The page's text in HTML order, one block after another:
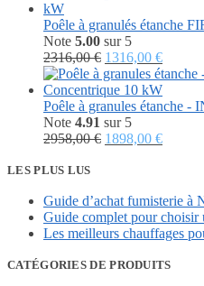
était :
4148,00 €.
est :
Poêle à granulés étanche
Note 5.00 sur 5
2316,00€ Le
prix
initial
était :
2316,00 €.
1316,00 €Le
prix
actuel
est :
Poêle à granules étanche -
Note 4.91 sur 5
2958,00€ Le
2958,00 €.
1898,00 €Le
LES PLUS LUS
Guide d’achat fumisterie à
Guide complet pour choisir
Les meilleurs chauffages
CATÉGORIES DE PRODUITS